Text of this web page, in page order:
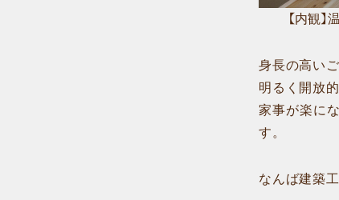
【内観
身長の高い
明るく開放
家事が楽に
す。
なんば建築